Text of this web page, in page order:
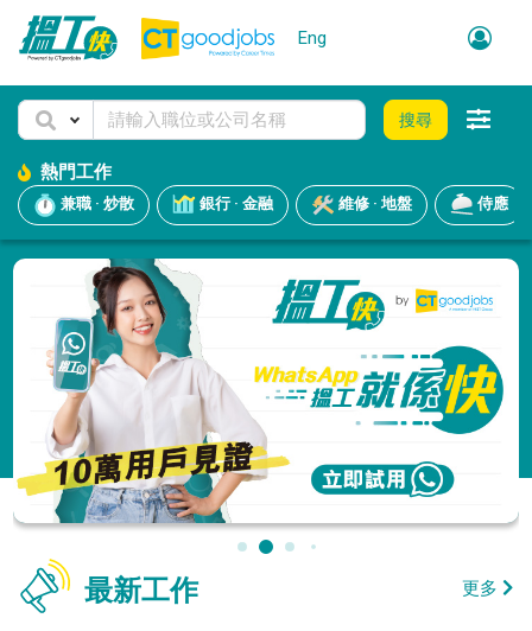
Eng
搜尋
熱門工作
兼職 · 炒散 銀行 · 金融 維修 · 地盤 侍應
最新工作 更多